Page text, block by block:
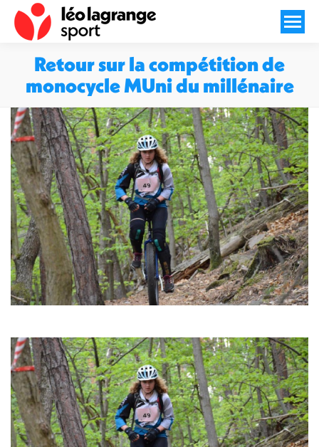
Retour sur la compétition de
monocycle MUni du millénaire
Vous êtes ici :